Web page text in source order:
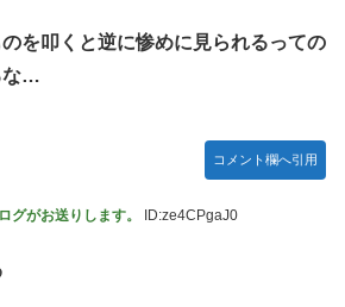
を叩くと逆に惨めに見られるっての
な…
コメント欄へ引用
グがお送りします。 ID:ze4CPgaJ0